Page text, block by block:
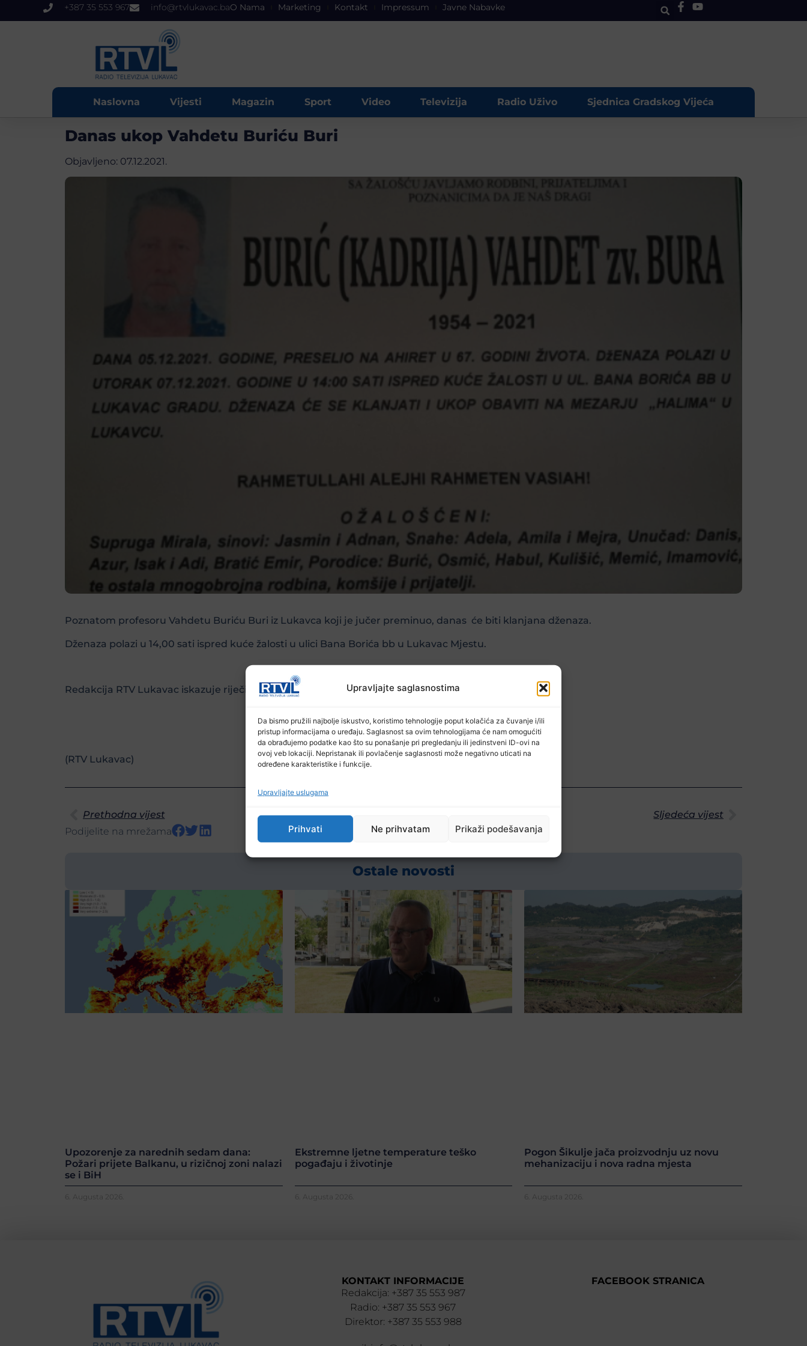
Upravljajte saglasnostima
Da bismo pružili najbolje iskustvo, koristimo tehnologije poput kolačića za čuvanje i/ili
pristup informacijama o uređaju. Saglasnost sa ovim tehnologijama će nam omogućiti
da obrađujemo podatke kao što su ponašanje pri pregledanju ili jedinstveni ID-ovi na
ovoj veb lokaciji. Nepristanak ili povlačenje saglasnosti može negativno uticati na
određene karakteristike i funkcije.
Upravljajte uslugama
Prihvati Ne prihvatam Prikaži podešavanja
+387 35 553 967 info@rtvlukavac.baO Nama Marketing Kontakt Impressum Javne Nabavke
Naslovna Vijesti Magazin Sport Video Televizija Radio Uživo Sjednica Gradskog Vijeća
Danas ukop Vahdetu Buriću Buri
Objavljeno: 07.12.2021.
Poznatom profesoru Vahdetu Buriću Buri iz Lukavca koji je jučer preminuo, danas će biti klanjana dženaza.
Dženaza polazi u 14,00 sati ispred kuće žalosti u ulici Bana Borića bb u Lukavac Mjestu.
Redakcija RTV Lukavac iskazuje riječi saučešća porodici i prijateljima.
(RTV Lukavac)
Prethodna vijest
Sljedeća vijest
Podijelite na mrežama
Ostale novosti
Upozorenje za narednih sedam dana:
Požari prijete Balkanu, u rizičnoj zoni nalazi
se i BiH
6. Augusta 2026.
Ekstremne ljetne temperature teško
pogađaju i životinje
6. Augusta 2026.
Pogon Šikulje jača proizvodnju uz novu
mehanizaciju i nova radna mjesta
6. Augusta 2026.
KONTAKT INFORMACIJE
Redakcija: +387 35 553 987
Radio: +387 35 553 967
Direktor: +387 35 553 988
FACEBOOK STRANICA